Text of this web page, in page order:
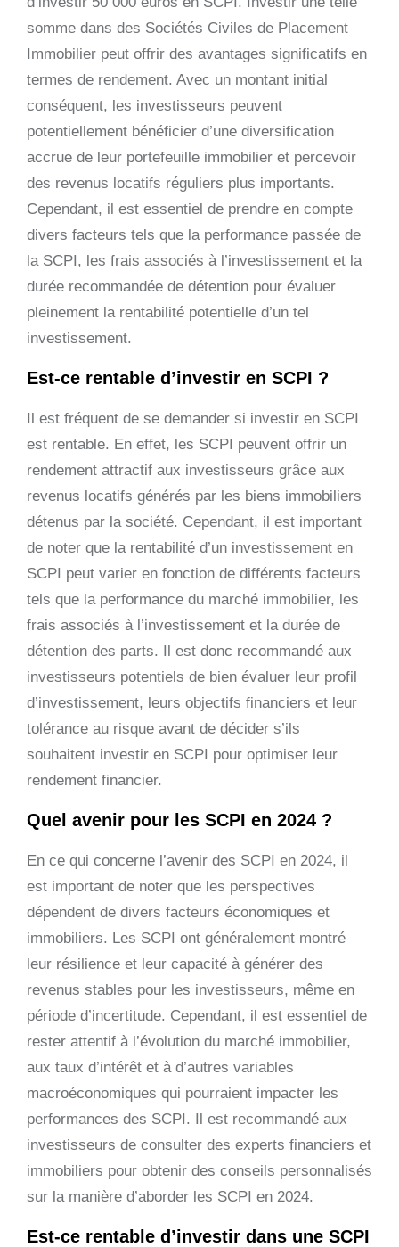
somme dans des Sociétés Civiles de Placement
Immobilier peut offrir des avantages significatifs en
termes de rendement. Avec un montant initial
conséquent, les investisseurs peuvent
potentiellement bénéficier d’une diversification
accrue de leur portefeuille immobilier et percevoir
des revenus locatifs réguliers plus importants.
Cependant, il est essentiel de prendre en compte
divers facteurs tels que la performance passée de
la SCPI, les frais associés à l’investissement et la
durée recommandée de détention pour évaluer
pleinement la rentabilité potentielle d’un tel
investissement.
Est-ce rentable d’investir en SCPI ?
Il est fréquent de se demander si investir en SCPI
est rentable. En effet, les SCPI peuvent offrir un
rendement attractif aux investisseurs grâce aux
revenus locatifs générés par les biens immobiliers
détenus par la société. Cependant, il est important
de noter que la rentabilité d’un investissement en
SCPI peut varier en fonction de différents facteurs
tels que la performance du marché immobilier, les
frais associés à l’investissement et la durée de
détention des parts. Il est donc recommandé aux
investisseurs potentiels de bien évaluer leur profil
d’investissement, leurs objectifs financiers et leur
tolérance au risque avant de décider s’ils
souhaitent investir en SCPI pour optimiser leur
rendement financier.
Quel avenir pour les SCPI en 2024 ?
En ce qui concerne l’avenir des SCPI en 2024, il
est important de noter que les perspectives
dépendent de divers facteurs économiques et
immobiliers. Les SCPI ont généralement montré
leur résilience et leur capacité à générer des
revenus stables pour les investisseurs, même en
période d’incertitude. Cependant, il est essentiel de
rester attentif à l’évolution du marché immobilier,
aux taux d’intérêt et à d’autres variables
macroéconomiques qui pourraient impacter les
performances des SCPI. Il est recommandé aux
investisseurs de consulter des experts financiers et
immobiliers pour obtenir des conseils personnalisés
sur la manière d’aborder les SCPI en 2024.
Est-ce rentable d’investir dans une SCPI